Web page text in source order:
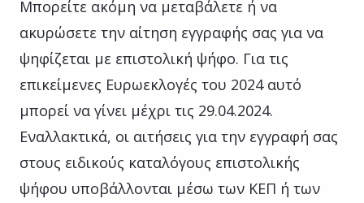
Μπορείτε ακόμη να μεταβάλετε ή να
ακυρώσετε την αίτηση εγγραφής σας για να
ψηφίζεται με επιστολική ψήφο. Για τις
επικείμενες Ευρωεκλογές του 2024 αυτό
μπορεί να γίνει μέχρι τις 29.04.2024.
Εναλλακτικά, οι αιτήσεις για την εγγραφή σας
στους ειδικούς καταλόγους επιστολικής
ψήφου υποβάλλονται μέσω των ΚΕΠ ή των